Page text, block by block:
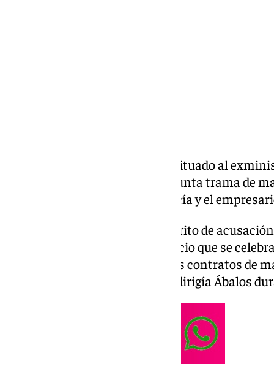
La Fiscalía Anticorrupción ha situado al
Ábalos como «el jefe» de la presunta trama de
exasesor ministerial Koldo García y el
Así se ha pronunciado en el escrito de
Tribunal Supremo de cara al juicio que se
presuntas irregularidades en los contratos de
Ministerio de Transportes que dirigía Ábalos